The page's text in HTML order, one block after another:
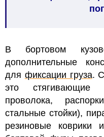
В бортовом
дополнительные
для фиксации груза.
это стягивающие
проволока,
стальные стойки),
резиновые